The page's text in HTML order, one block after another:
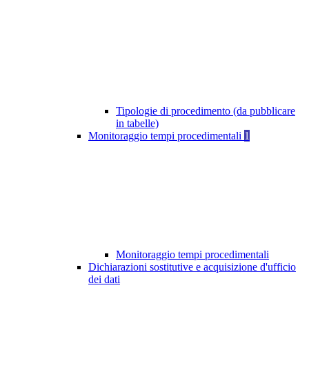
Tipologie di procedimento (da pubblicare
in tabelle)
Monitoraggio tempi procedimentali 1
Monitoraggio tempi procedimentali
Dichiarazioni sostitutive e acquisizione d'ufficio
dei dati